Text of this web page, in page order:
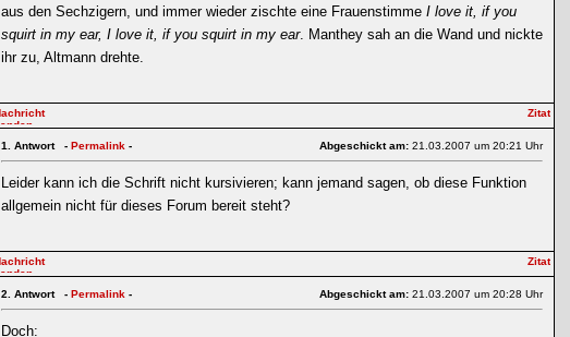
aus den Sechzigern, und immer wieder zischte eine Frauenstimme I love it, if you
squirt in my ear, I love it, if you squirt in my ear. Manthey sah an die Wand und nickte
ihr zu, Altmann drehte.
1. Antwort - Permalink - Abgeschickt am: 21.03.2007 um 20:21 Uhr
Leider kann ich die Schrift nicht kursivieren; kann jemand sagen, ob diese Funktion
allgemein nicht für dieses Forum bereit steht?
2. Antwort - Permalink - Abgeschickt am: 21.03.2007 um 20:28 Uhr
Doch: